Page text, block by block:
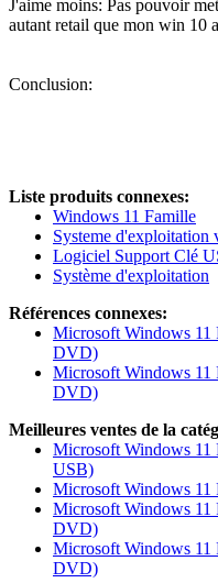
J'aime moins: Pas pouvoir
autant retail que mon win 10
Conclusion:
Liste produits connexes:
Windows 11 Famille
Systeme d'exploitation
Logiciel Support Clé
Système d'exploitation
Références connexes:
Microsoft Windows 11
DVD)
Microsoft Windows 11
DVD)
Meilleures ventes de la
Microsoft Windows 11
USB)
Microsoft Windows 11
Microsoft Windows 11
DVD)
Microsoft Windows 11
DVD)